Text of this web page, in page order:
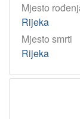
Mjesto
Rijeka
Mjesto smrti
Rijeka